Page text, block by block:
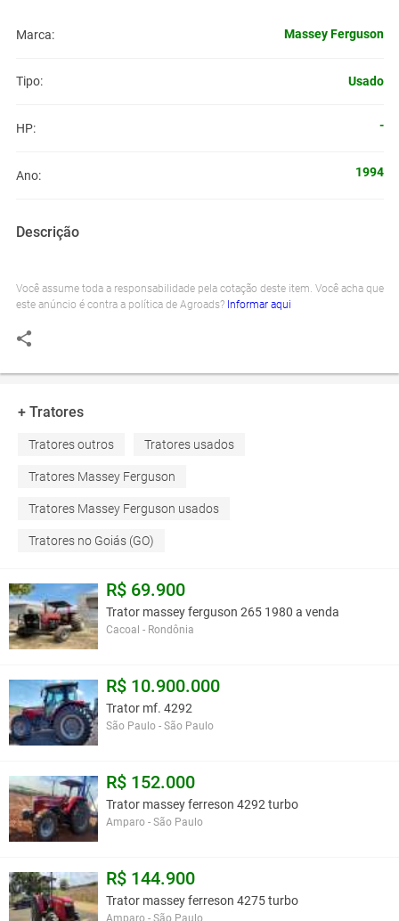
Marca: Massey Ferguson
Tipo: Usado
HP: -
Ano: 1994
Descrição
Você assume toda a responsabilidade pela cotação deste item. Você acha que
este anúncio é contra a política de Agroads? Informar aqui
+ Tratores
Tratores outros Tratores usados
Tratores Massey Ferguson
Tratores Massey Ferguson usados
Tratores no Goiás (GO)
R$ 69.900
Trator massey ferguson 265 1980 a venda
Cacoal - Rondônia
R$ 10.900.000
Trator mf. 4292
São Paulo - São Paulo
R$ 152.000
Trator massey ferreson 4292 turbo
Amparo - São Paulo
R$ 144.900
Trator massey ferreson 4275 turbo
Amparo - São Paulo